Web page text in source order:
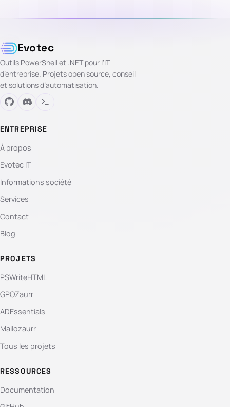
Evotec
Outils PowerShell et .NET pour l’IT
d’entreprise. Projets open source, conseil
et solutions d’automatisation.
ENTREPRISE
À propos
Evotec IT
Informations société
Services
Contact
Blog
PROJETS
PSWriteHTML
GPOZaurr
ADEssentials
Mailozaurr
Tous les projets
RESSOURCES
Documentation